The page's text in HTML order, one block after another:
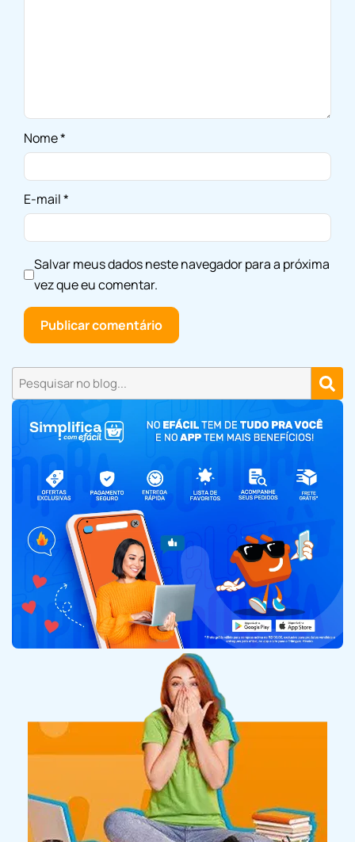
Nome*
E-mail*
Salvar meus dados neste navegador para a próxima
vez que eu comentar.